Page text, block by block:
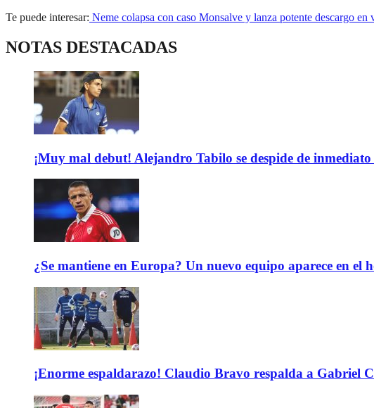
Te puede interesar: Neme colapsa con caso Monsalve y lanza potente descargo
NOTAS DESTACADAS
¡Muy mal debut! Alejandro Tabilo se despide de
¿Se mantiene en Europa? Un nuevo equipo aparece en el
¡Enorme espaldarazo! Claudio Bravo respalda a Gabriel